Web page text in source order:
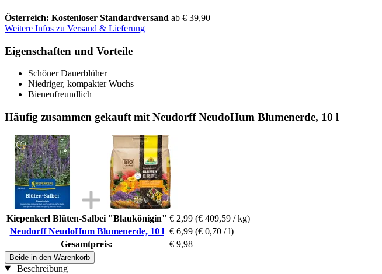
Österreich: Kostenloser Standardversand ab € 39,90
Weitere Infos zu Versand & Lieferung
Eigenschaften und Vorteile
Schöner Dauerblüher
Niedriger, kompakter Wuchs
Bienenfreundlich
Häufig zusammen gekauft mit Neudorff NeudoHum Blumenerde, 10 l
Kiepenkerl Blüten-Salbei "Blaukönigin" € 2,99 (€ 409,59 / kg)
Neudorff NeudoHum Blumenerde, 10 l € 6,99 (€ 0,70 / l)
Gesamtpreis:
€ 9,98
Beide in den Warenkorb
Beschreibung